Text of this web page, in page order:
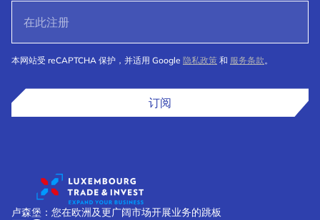
本网站受 reCAPTCHA 保护，并适用 Google 隐私政策 和 服务条款。
订阅
卢森堡：您在欧洲及更广阔市场开展业务的跳板